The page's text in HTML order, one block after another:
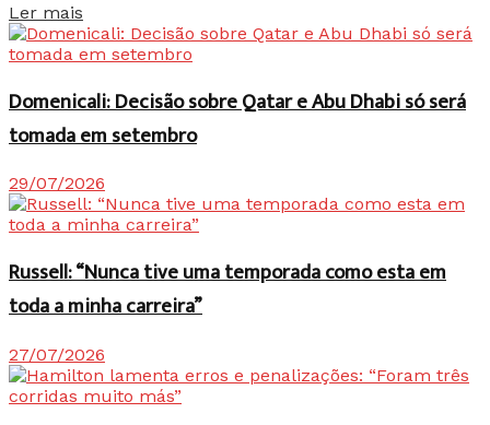
Ler mais
Domenicali: Decisão sobre Qatar e Abu Dhabi só será
tomada em setembro
29/07/2026
Russell: “Nunca tive uma temporada como esta em
toda a minha carreira”
27/07/2026